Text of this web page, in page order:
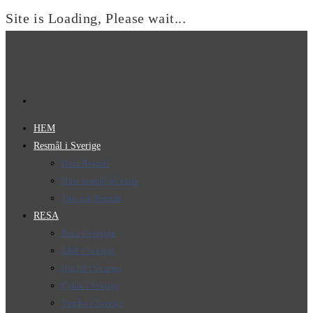
Site is Loading, Please wait...
HEM
Resmål i Sverige
Hitta Resmål
Hitta resmål på karta
Tips om Resmål
RESA
Resa i Sverige
Elbil i Sverige
Husbil i Sverige
Cykla i Sverige
Vandra i Sverige